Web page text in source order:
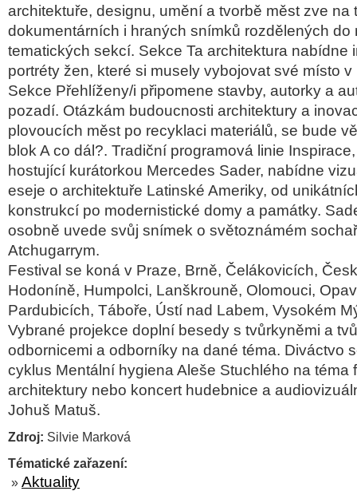
architektuře, designu, umění a tvorbě měst zve na
dokumentárních i hraných snímků rozdělených do
tematických sekcí. Sekce Ta architektura nabídne
portréty žen, které si musely vybojovat své místo v
Sekce Přehl íženy/i připomene stavby, autorky a
pozadí. Otázkám budoucnosti architektury a
plovoucích měst po recyklaci materiál ů, se bude
blok A co dál?. Tradiční programová linie
hostující kurátorkou Mercedes Sader, nabídne
eseje o architektuře Latinské Ameriky, od
konstrukcí po modernistické domy a památky.
osobně uvede svůj snímek o světoznámém socha
Atchugarrym.
Festival se koná v Praze, Brně, Čel ákovicích, Česk
Hodoníně, Humpolci, Lanškrouně, Olomouci,
Pardubicích, Táboře, Ústí nad Labem, Vysokém
Vybrané projekce doplní besedy s tvůrkyněmi a
odbornicemi a odborníky na dané téma. Diváctvo
cyklus Mentální hygiena Aleše Stuchl ého na téma
architektury nebo koncert hudebnice a
Johuš Matuš.
Zdroj: Silvie Marková
Tématické zařazení:
» Aktuality